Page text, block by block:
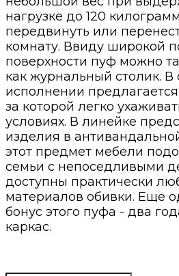
нагрузке до 120
передвинуть или
комнату. Ввиду широкой
поверхности пуф можно
как журнальный столик. В
исполнении
за которой легко
условиях. В линейке
изделия в
этот предмет мебели
семьи с непоседливыми
доступны практически
материалов обивки. Еще
бонус этого пуфа - два
каркас.